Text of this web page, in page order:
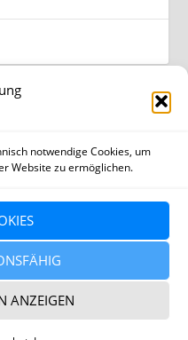
notwendige Cookies, um
Website zu ermöglichen.
ANZEIGEN